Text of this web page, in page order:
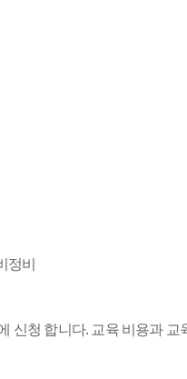
정비
신청 합니다. 교육 비용과 교